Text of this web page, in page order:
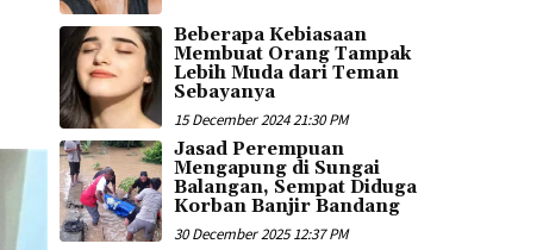
Beberapa Kebiasaan
Membuat Orang Tampak
Lebih Muda dari Teman
Sebayanya
15 December 2024 21:30 PM
Jasad Perempuan
Mengapung di Sungai
Balangan, Sempat Diduga
Korban Banjir Bandang
30 December 2025 12:37 PM